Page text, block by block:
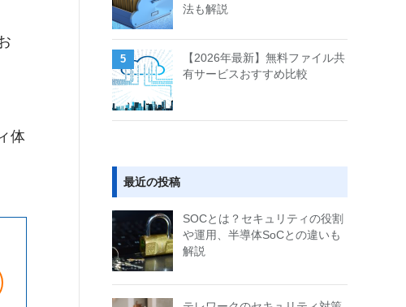
体
法も解説
【2026年最新】無料ファイル共
有サービスおすすめ比較
最近の投稿
SOCとは？セキュリティの役割
や運用、半導体SoCとの違いも
解説